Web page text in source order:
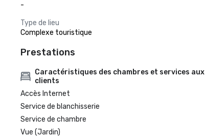
-
Type de lieu
Complexe touristique
Prestations
Caractéristiques des chambres et services aux
clients
Accès Internet
Service de blanchisserie
Service de chambre
Vue (Jardin)